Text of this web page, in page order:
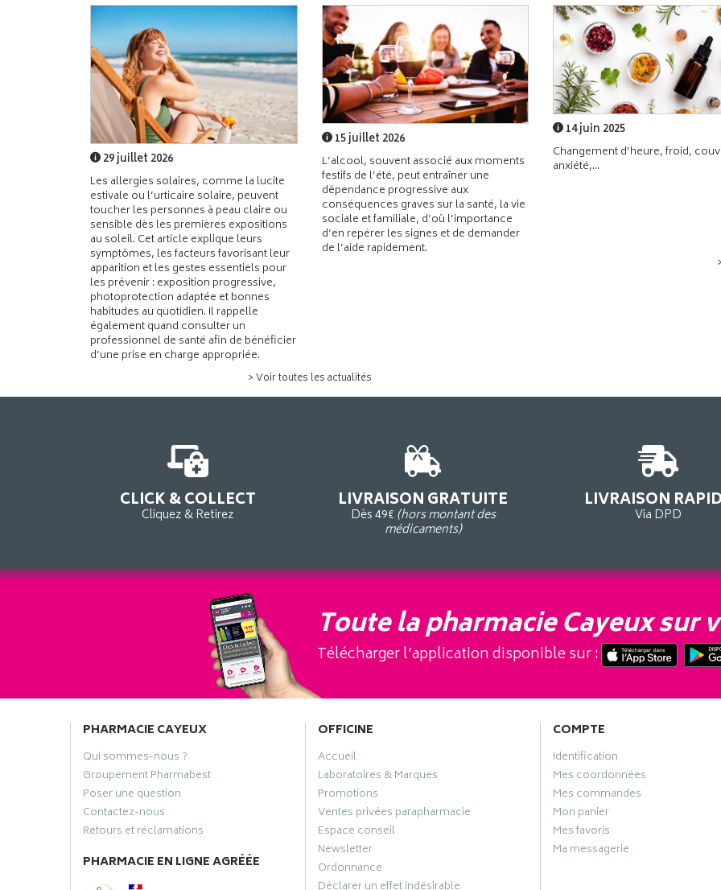
29 juillet 2026
Les allergies solaires, comme la lucite
estivale ou l’urticaire solaire, peuvent
toucher les personnes à peau claire ou
sensible dès les premières expositions
au soleil. Cet article explique leurs
symptômes, les facteurs favorisant leur
apparition et les gestes essentiels pour
les prévenir : exposition progressive,
photoprotection adaptée et bonnes
habitudes au quotidien. Il rappelle
également quand consulter un
professionnel de santé afin de bénéficier
d’une prise en charge appropriée.
15 juillet 2026
L’alcool, souvent associé aux moments
festifs de l’été, peut entraîner une
dépendance progressive aux
conséquences graves sur la santé, la vie
sociale et familiale, d’où l’importance
d’en repérer les signes et de demander
de l’aide rapidement.
> Voir toutes les actualités
14 juin 2025
Changement d’heure, froid,
anxiété,...
CLICK & COLLECT
Cliquez & Retirez
LIVRAISON GRATUITE
Dès 49€ (hors montant des
médicaments)
LIVRAISON
Via DPD
Toute la pharmacie Cayeux sur
Télécharger l’application disponible sur :
PHARMACIE CAYEUX
Qui sommes-nous ?
Groupement Pharmabest
Poser une question
Contactez-nous
Retours et réclamations
PHARMACIE EN LIGNE AGRÉÉE
OFFICINE
Accueil
Laboratoires & Marques
Promotions
Ventes privées parapharmacie
Espace conseil
Newsletter
Ordonnance
COMPTE
Identification
Mes coordonnées
Mes commandes
Mon panier
Mes favoris
Ma messagerie